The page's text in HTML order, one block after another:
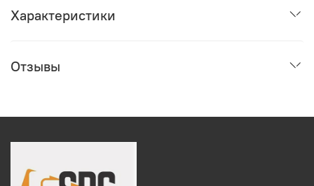
Характеристики
Отзывы